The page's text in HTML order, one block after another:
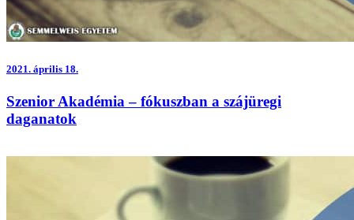
2021. április 18.
Szenior Akadémia – fókuszban a szájüregi
daganatok